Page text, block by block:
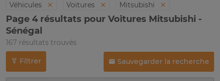
Véhicules
Voitures Mitsubishi
Page 4 résultats pour Voitures Mitsubishi -
Sénégal
167 résultats trouvés
Filtrer Sauvegarder la recherche